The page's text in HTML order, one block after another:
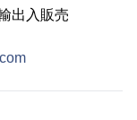
出入販売